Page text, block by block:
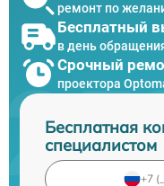
ремонт по
Бесплатный
в день
Срочный
проектора
Бесплатная
специалистом